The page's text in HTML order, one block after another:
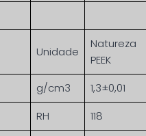
Unidade
Natureza
PEEK
g/cm3 1,3±0,01
RH 118